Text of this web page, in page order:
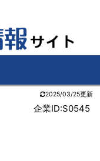
2025/03/25更新
企業ID:S0545